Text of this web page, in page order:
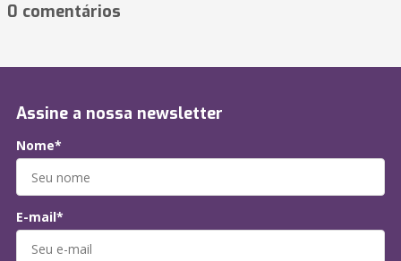
0 comentários
Assine a nossa newsletter
Nome*
E-mail*